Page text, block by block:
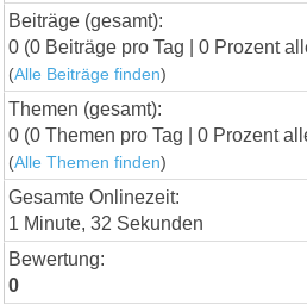
Beiträge (gesamt):
0 (0 Beiträge pro Tag | 0 Prozent
(Alle Beiträge finden)
Themen (gesamt):
0 (0 Themen pro Tag | 0 Prozent
(Alle Themen finden)
Gesamte Onlinezeit:
1 Minute, 32 Sekunden
Bewertung:
0